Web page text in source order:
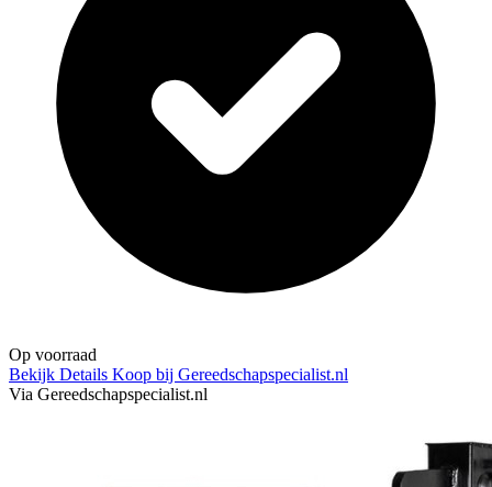
Op voorraad
Bekijk Details Koop bij Gereedschapspecialist.nl
Via Gereedschapspecialist.nl